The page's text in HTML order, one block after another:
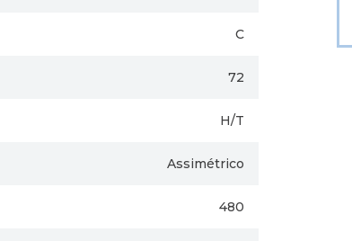
C
72
H/T
Assimétrico
480